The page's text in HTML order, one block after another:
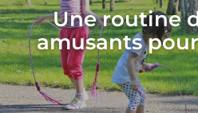
Une routine
amusants